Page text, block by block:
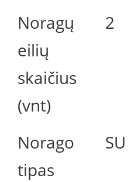
Noragų
eilių
skaičius
(vnt)
2
Norago
tipas
SU